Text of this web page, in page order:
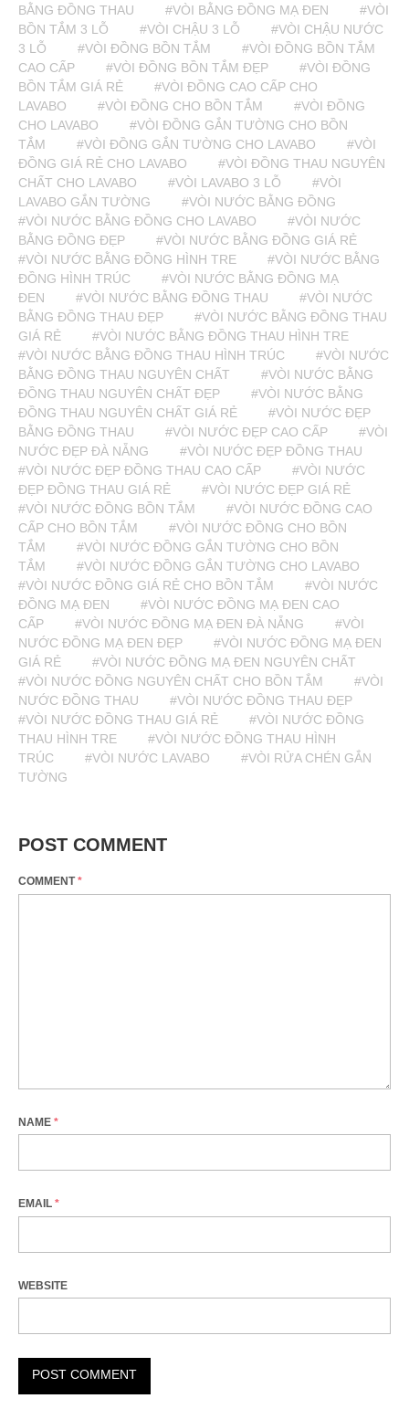
BẰNG ĐỒNG THAU
#VÒI BẰNG ĐỒNG MẠ ĐEN
#VÒI
BỒN TẮM 3 LỖ
#VÒI CHẬU 3 LỖ
#VÒI CHẬU NƯỚC
3 LỖ
#VÒI ĐỒNG BỒN TẮM
#VÒI ĐỒNG BỒN TẮM
CAO CẤP
#VÒI ĐỒNG BỒN TẮM ĐẸP
#VÒI ĐỒNG
BỒN TẮM GIÁ RẺ
#VÒI ĐỒNG CAO CẤP CHO
LAVABO
#VÒI ĐỒNG CHO BỒN TẮM
#VÒI ĐỒNG
CHO LAVABO
#VÒI ĐỒNG GẮN TƯỜNG CHO BỒN
TẮM
#VÒI ĐỒNG GẮN TƯỜNG CHO LAVABO
#VÒI
ĐỒNG GIÁ RẺ CHO LAVABO
#VÒI ĐỒNG THAU NGUYÊN
CHẤT CHO LAVABO
#VÒI LAVABO 3 LỖ
#VÒI
LAVABO GẮN TƯỜNG
#VÒI NƯỚC BẰNG ĐỒNG
#VÒI NƯỚC BẰNG ĐỒNG CHO LAVABO
#VÒI NƯỚC
BẰNG ĐỒNG ĐẸP
#VÒI NƯỚC BẰNG ĐỒNG GIÁ RẺ
#VÒI NƯỚC BẰNG ĐỒNG HÌNH TRE
#VÒI NƯỚC BẰNG
ĐỒNG HÌNH TRÚC
#VÒI NƯỚC BẰNG ĐỒNG MẠ
ĐEN
#VÒI NƯỚC BẰNG ĐỒNG THAU
#VÒI NƯỚC
BẰNG ĐỒNG THAU ĐẸP
#VÒI NƯỚC BẰNG ĐỒNG THAU
GIÁ RẺ
#VÒI NƯỚC BẰNG ĐỒNG THAU HÌNH TRE
#VÒI NƯỚC BẰNG ĐỒNG THAU HÌNH TRÚC
#VÒI NƯỚC
BẰNG ĐỒNG THAU NGUYÊN CHẤT
#VÒI NƯỚC BẰNG
ĐỒNG THAU NGUYÊN CHẤT ĐẸP
#VÒI NƯỚC BẰNG
ĐỒNG THAU NGUYÊN CHẤT GIÁ RẺ
#VÒI NƯỚC ĐẸP
BẰNG ĐỒNG THAU
#VÒI NƯỚC ĐẸP CAO CẤP
#VÒI
NƯỚC ĐẸP ĐÀ NẴNG
#VÒI NƯỚC ĐẸP ĐỒNG THAU
#VÒI NƯỚC ĐẸP ĐỒNG THAU CAO CẤP
#VÒI NƯỚC
ĐẸP ĐỒNG THAU GIÁ RẺ
#VÒI NƯỚC ĐẸP GIÁ RẺ
#VÒI NƯỚC ĐỒNG BỒN TẮM
#VÒI NƯỚC ĐỒNG CAO
CẤP CHO BỒN TẮM
#VÒI NƯỚC ĐỒNG CHO BỒN
TẮM
#VÒI NƯỚC ĐỒNG GẮN TƯỜNG CHO BỒN
TẮM
#VÒI NƯỚC ĐỒNG GẮN TƯỜNG CHO LAVABO
#VÒI NƯỚC ĐỒNG GIÁ RẺ CHO BỒN TẮM
#VÒI NƯỚC
ĐỒNG MẠ ĐEN
#VÒI NƯỚC ĐỒNG MẠ ĐEN CAO
CẤP
#VÒI NƯỚC ĐỒNG MẠ ĐEN ĐÀ NẴNG
#VÒI
NƯỚC ĐỒNG MẠ ĐEN ĐẸP
#VÒI NƯỚC ĐỒNG MẠ ĐEN
GIÁ RẺ
#VÒI NƯỚC ĐỒNG MẠ ĐEN NGUYÊN CHẤT
#VÒI NƯỚC ĐỒNG NGUYÊN CHẤT CHO BỒN TẮM
#VÒI
NƯỚC ĐỒNG THAU
#VÒI NƯỚC ĐỒNG THAU ĐẸP
#VÒI NƯỚC ĐỒNG THAU GIÁ RẺ
#VÒI NƯỚC ĐỒNG
THAU HÌNH TRE
#VÒI NƯỚC ĐỒNG THAU HÌNH
TRÚC
#VÒI NƯỚC LAVABO
#VÒI RỬA CHÉN GẮN
TƯỜNG
POST COMMENT
COMMENT*
NAME *
EMAIL *
WEBSITE